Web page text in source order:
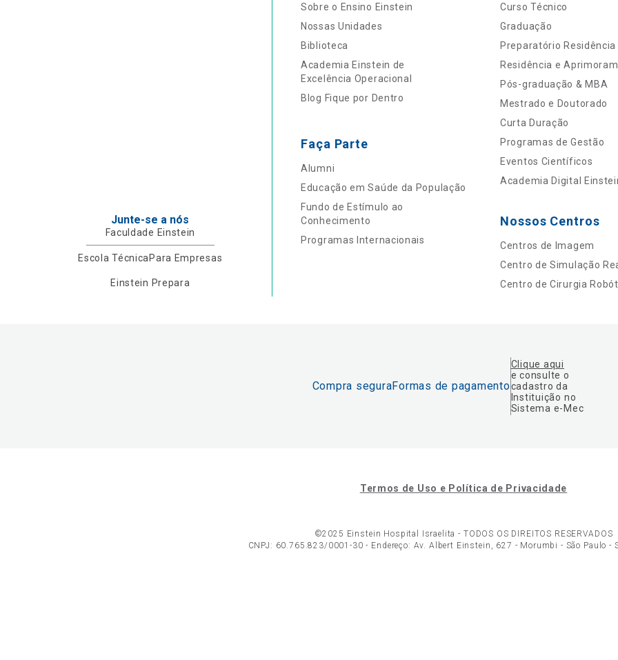
Junte-se a nós
Faculdade Einstein
Escola TécnicaPara Empresas
Einstein Prepara
Sobre o Ensino Einstein
Nossas Unidades
Biblioteca
Academia Einstein de
Excelência Operacional
Blog Fique por Dentro
Faça Parte
Alumni
Educação em Saúde da População
Fundo de Estímulo ao
Conhecimento
Programas Internacionais
Curso Técnico
Graduação
Preparatório Residência
Residência e
Pós-graduação & MBA
Mestrado e Doutorado
Curta Duração
Programas de Gestão
Eventos Científicos
Academia Digital
Nossos Centros
Centros de Imagem
Centro de Simulação
Centro de Cirurgia
Compra seguraFormas de pagamento
Clique aqui
e consulte o
cadastro da
Instituição no
Sistema e-Mec
Termos de Uso e Política de Privacidade
©2025 Einstein Hospital Israelita - TODOS OS DIREITOS RESERVADOS
CNPJ: 60.765.823/0001-30 - Endereço: Av. Albert Einstein, 627 - Morumbi - São Paulo -